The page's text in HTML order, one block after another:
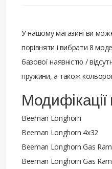
У нашому магазині ви
порівняти і вибрати 8
базової наявністю /
пружини, а також
Модифікації
Beeman Longhorn
Beeman Longhorn 4x32
Beeman Longhorn Gas
Beeman Longhorn Gas Ram